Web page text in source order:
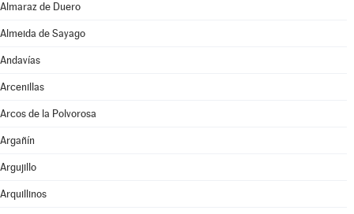
Almaraz de Duero
Almeida de Sayago
Andavías
Arcenillas
Arcos de la Polvorosa
Argañín
Argujillo
Arquillinos